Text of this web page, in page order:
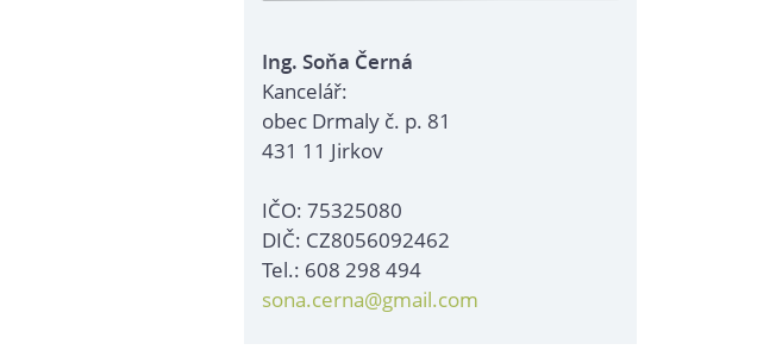
Ing. Soňa Černá
Kancelář:
obec Drmaly č. p. 81
431 11 Jirkov
IČO: 75325080
DIČ: CZ8056092462
Tel.: 608 298 494
sona.cerna@gmail.com